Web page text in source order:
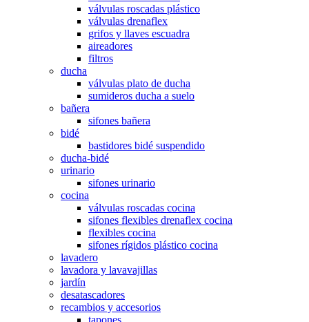
válvulas roscadas plástico
válvulas drenaflex
grifos y llaves escuadra
aireadores
filtros
ducha
válvulas plato de ducha
sumideros ducha a suelo
bañera
sifones bañera
bidé
bastidores bidé suspendido
ducha-bidé
urinario
sifones urinario
cocina
válvulas roscadas cocina
sifones flexibles drenaflex cocina
flexibles cocina
sifones rígidos plástico cocina
lavadero
lavadora y lavavajillas
jardín
desatascadores
recambios y accesorios
tapones